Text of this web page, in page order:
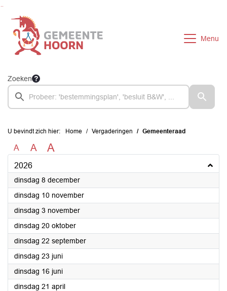
Menu
Zoeken
U bevindt zich hier: Home Vergaderingen Gemeenteraad
A A A
2026
dinsdag 8 december2026
dinsdag 10 november2026
dinsdag 3 november2026
dinsdag 20 oktober2026
dinsdag 22 september2026
dinsdag 23 juni2026
dinsdag 16 juni2026
dinsdag 21 april2026